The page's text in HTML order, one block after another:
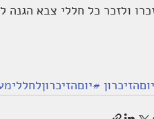
ולזכר כל חללי צבא